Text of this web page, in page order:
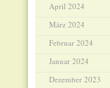
April 2024
März 2024
Februar 2024
Januar 2024
Dezember 2023